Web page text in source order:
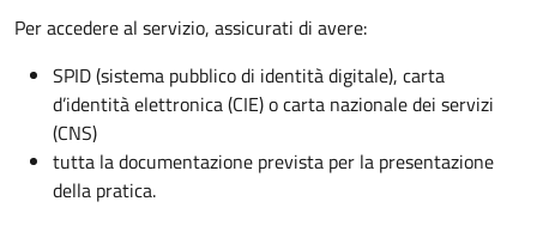
Per accedere al servizio, assicurati di avere:
SPID (sistema pubblico di identità digitale), carta
d’identità elettronica (CIE) o carta nazionale dei servizi
(CNS)
tutta la documentazione prevista per la presentazione
della pratica.